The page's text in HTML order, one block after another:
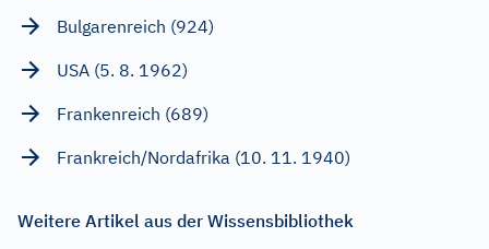
Bulgarenreich (924)
USA (5. 8. 1962)
Frankenreich (689)
Frankreich/Nordafrika (10. 11. 1940)
Weitere Artikel aus der Wissensbibliothek